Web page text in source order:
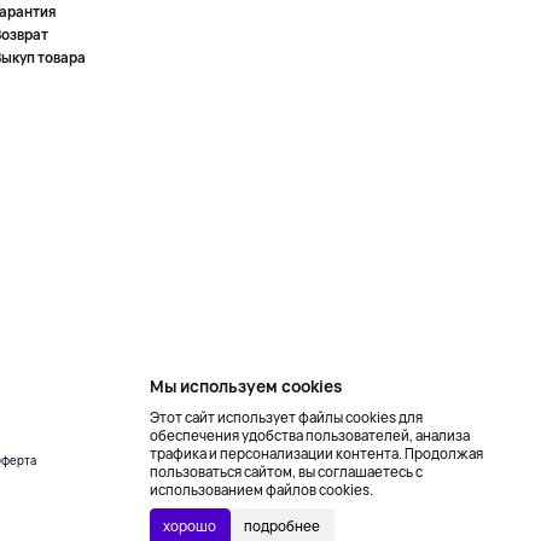
товара
Создание сайта –
NetLab
Мы используем cookies
Этот сайт использует файлы cookies для
обеспечения удобства пользователей, анализа
трафика и персонализации контента. Продолжая
пользоваться сайтом, вы соглашаетесь с
использованием файлов cookies.
хорошо подробнее